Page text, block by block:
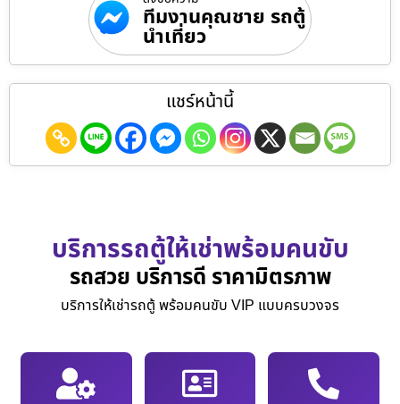
ทีมงานคุณชาย รถตู้
นำเที่ยว
แชร์หน้านี้
บริการรถตู้ให้เช่าพร้อมคนขับ
รถสวย บริการดี ราคามิตรภาพ
บริการให้เช่ารถตู้ พร้อมคนขับ VIP แบบครบวงจร